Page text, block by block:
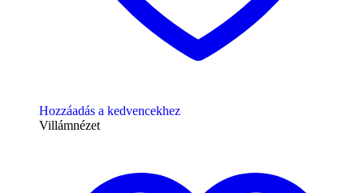
Hozzáadás a kedvencekhez
Villámnézet